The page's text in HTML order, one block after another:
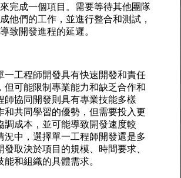
完成一個項目。需要等待其他團隊
他們的工作，並進行整合和測試，
致開發進程的延遲。
一工程師開發具有快速開發和責任
但可能限制專業能力和缺乏合作和
師協同開發則具有專業技能多樣
和共同學習的優勢，但需要投入更
調成本，並可能導致開發速度較
況中，選擇單一工程師開發還是多
發取決於項目的規模、時間要求、
能和組織的具體需求。